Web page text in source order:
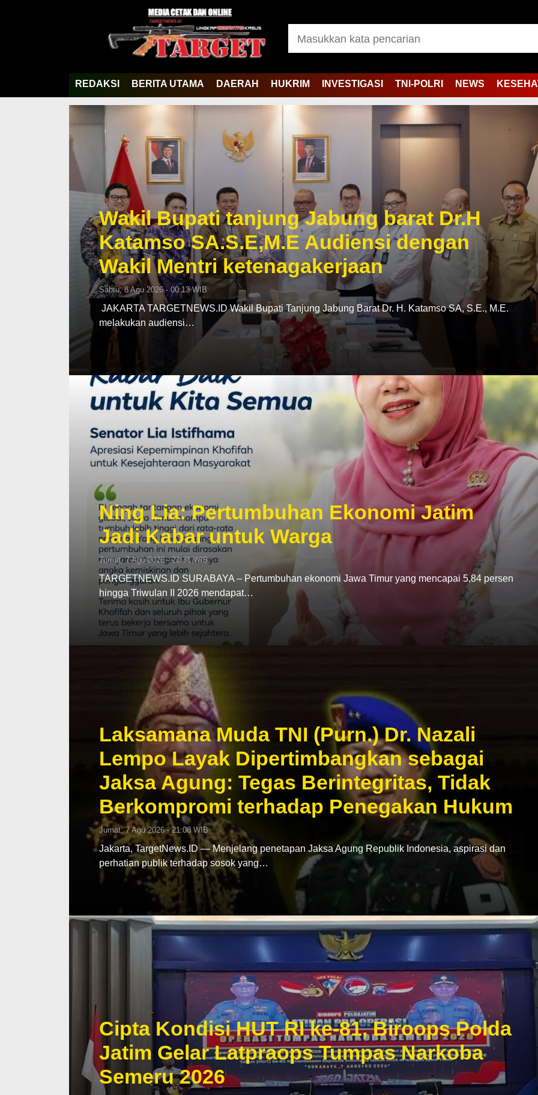
REDAKSI BERITA UTAMA DAERAH HUKRIM INVESTIGASI TNI-POLRI NEWS
Wakil Bupati tanjung Jabung barat Dr.H
Katamso SA.S.E,M.E Audiensi dengan
Wakil Mentri ketenagakerjaan
Sabtu, 8 Agu 2026 - 00:13 WIB
‎ ‎JAKARTA TARGETNEWS.ID Wakil Bupati Tanjung Jabung Barat Dr. H. Katamso SA, S.E., M.E.
melakukan audiensi…
Ning Lia: Pertumbuhan Ekonomi Jatim
Jadi Kabar untuk Warga
Jumat, 7 Agu 2026 - 21:31 WIB
TARGETNEWS.ID SURABAYA – Pertumbuhan ekonomi Jawa Timur yang mencapai 5,84 persen
hingga Triwulan II 2026 mendapat…
Laksamana Muda TNI (Purn.) Dr. Nazali
Lempo Layak Dipertimbangkan sebagai
Jaksa Agung: Tegas Berintegritas, Tidak
Berkompromi terhadap Penegakan Hukum
Jumat, 7 Agu 2026 - 21:08 WIB
Jakarta, TargetNews.ID — Menjelang penetapan Jaksa Agung Republik Indonesia, aspirasi dan
perhatian publik terhadap sosok yang…
Cipta Kondisi HUT RI ke-81, Biroops Polda
Jatim Gelar Latpraops Tumpas Narkoba
Semeru 2026